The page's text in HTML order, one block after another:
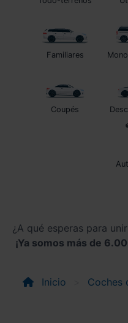
Familiares
Coupés
¿A qué esperas para
¡Ya somos más de
Inicio Coches